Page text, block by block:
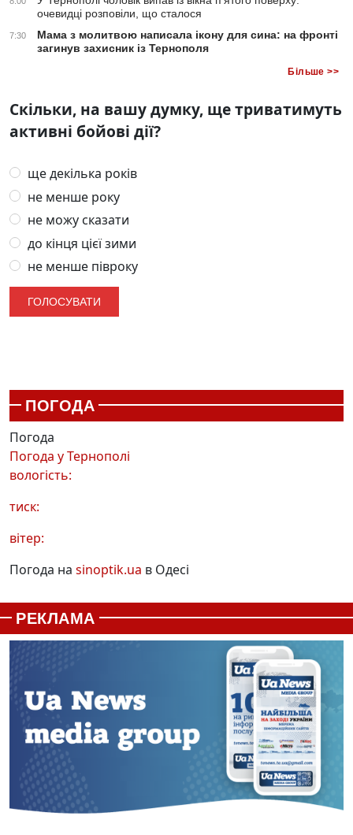
очевидці розповіли, що сталося
7:30
Мама з молитвою написала ікону для сина: на фронті
загинув захисник із Тернополя
Більше >>
Скільки, на вашу думку, ще триватимуть
активні бойові дії?
ще декілька років
не менше року
не можу сказати
до кінця цієї зими
не менше півроку
ПОГОДА
Погода
Погода уТернополі
вологість:
тиск:
вітер:
Погода на sinoptik.ua в Одесі
РЕКЛАМА